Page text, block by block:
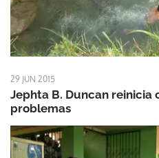
29 JUN 2015
Jephta B. Duncan reinicia
problemas